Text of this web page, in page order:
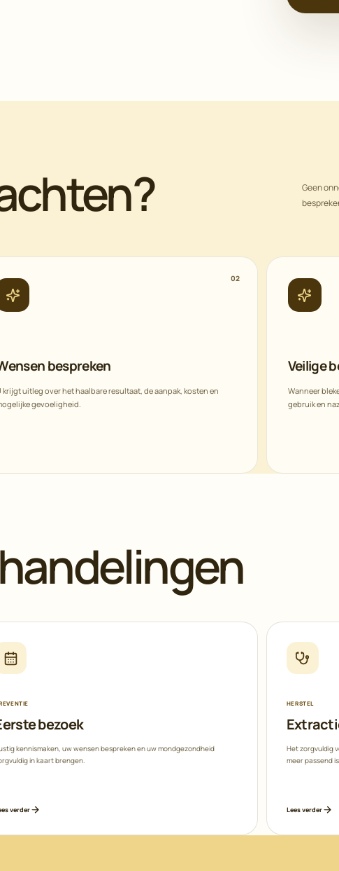
Geen
02
bespreken
krijgt uitleg over het haalbare resultaat, de aanpak, kosten en
gevoeligheid.
Veilige
Wanneer
gebruik en
bezoek
kennismaken, uw wensen bespreken en uw mondgezondheid
in kaart brengen.
verder
HERSTEL
Het zorgvuldig
meer passend
Lees verder